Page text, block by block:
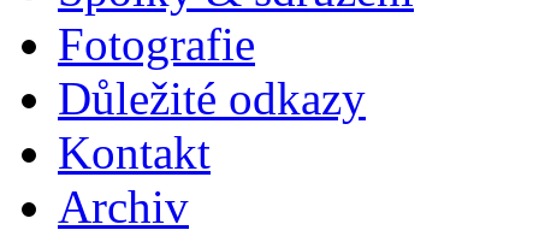
Fotografie
Důležité odkazy
Kontakt
Archiv